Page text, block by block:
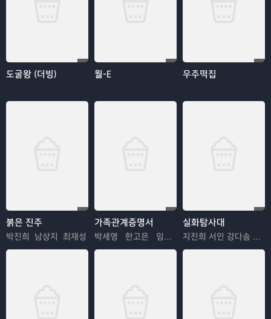
도굴왕 (더빙) 월-E 우주떡집
붉은 진주
박진희 남상지 최재성
가족관계증명서
박세영 한고은 임지은
실화탐사대
지진희 서인 강다솜 박지훈